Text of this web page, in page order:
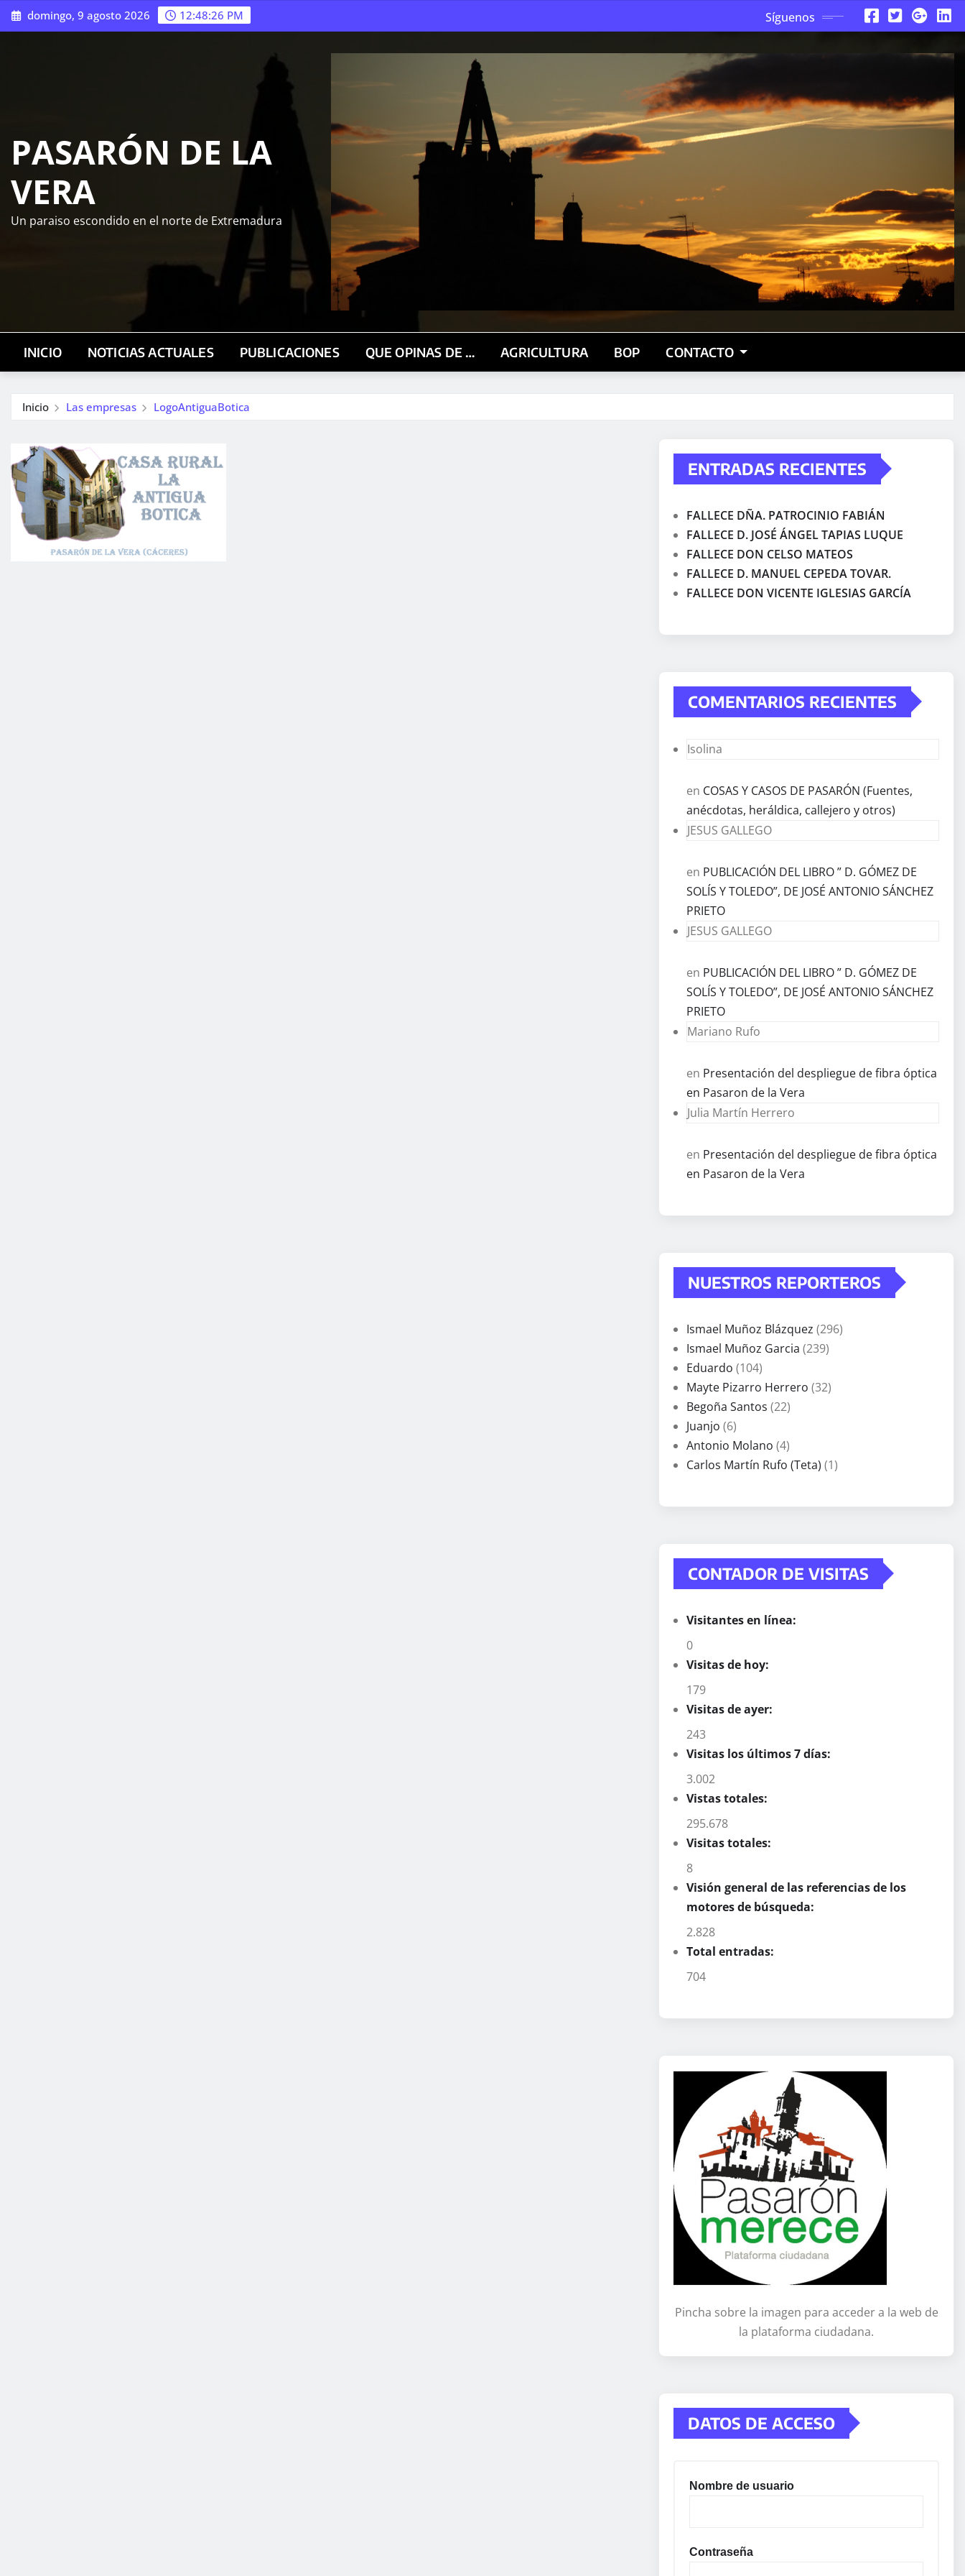
Saltar
al
domingo, 9 agosto 2026 12:48:27 PM Síguenos
PASARÓN DE LA
VERA
Un paraiso escondido en el norte de Extremadura
INICIO NOTICIAS ACTUALES PUBLICACIONES QUE OPINAS DE … AGRICULTURA BOP CONTACTO
Inicio Las empresas LogoAntiguaBotica
ENTRADAS RECIENTES
FALLECE DÑA. PATROCINIO FABIÁN
FALLECE D. JOSÉ ÁNGEL TAPIAS LUQUE
FALLECE DON CELSO MATEOS
FALLECE D. MANUEL CEPEDA TOVAR.
FALLECE DON VICENTE IGLESIAS GARCÍA
COMENTARIOS RECIENTES
Isolina
en COSAS Y CASOS DE PASARÓN (Fuentes,
anécdotas, heráldica, callejero y otros)
JESUS GALLEGO
en PUBLICACIÓN DEL LIBRO ” D. GÓMEZ DE
SOLÍS Y TOLEDO”, DE JOSÉ ANTONIO SÁNCHEZ
PRIETO
JESUS GALLEGO
en PUBLICACIÓN DEL LIBRO ” D. GÓMEZ DE
SOLÍS Y TOLEDO”, DE JOSÉ ANTONIO SÁNCHEZ
PRIETO
Mariano Rufo
en Presentación del despliegue de fibra óptica
en Pasaron de la Vera
Julia Martín Herrero
en Presentación del despliegue de fibra óptica
en Pasaron de la Vera
NUESTROS REPORTEROS
Ismael Muñoz Blázquez (296)
Ismael Muñoz Garcia (239)
Eduardo (104)
Mayte Pizarro Herrero (32)
Begoña Santos (22)
Juanjo (6)
Antonio Molano (4)
Carlos Martín Rufo (Teta) (1)
CONTADOR DE VISITAS
Visitantes en línea:
0
Visitas de hoy:
179
Visitas de ayer:
243
Visitas los últimos 7 días:
3.002
Vistas totales:
295.678
Visitas totales:
8
Visión general de las referencias de los
motores de búsqueda:
2.828
Total entradas:
704
Pincha sobre la imagen para acceder a la web de
la plataforma ciudadana.
DATOS DE ACCESO
Nombre de usuario
Contraseña